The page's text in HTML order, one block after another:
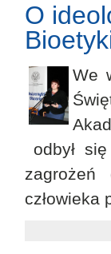
O
We
odbył
człowieka